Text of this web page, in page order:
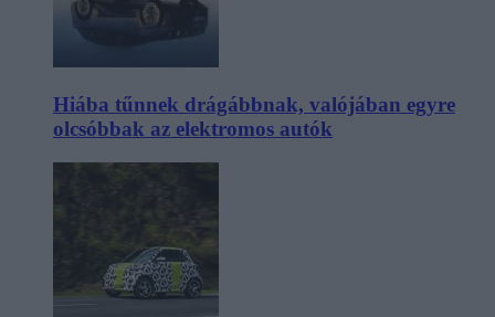
Hiába tűnnek drágábbnak, valójában egyre
olcsóbbak az elektromos autók